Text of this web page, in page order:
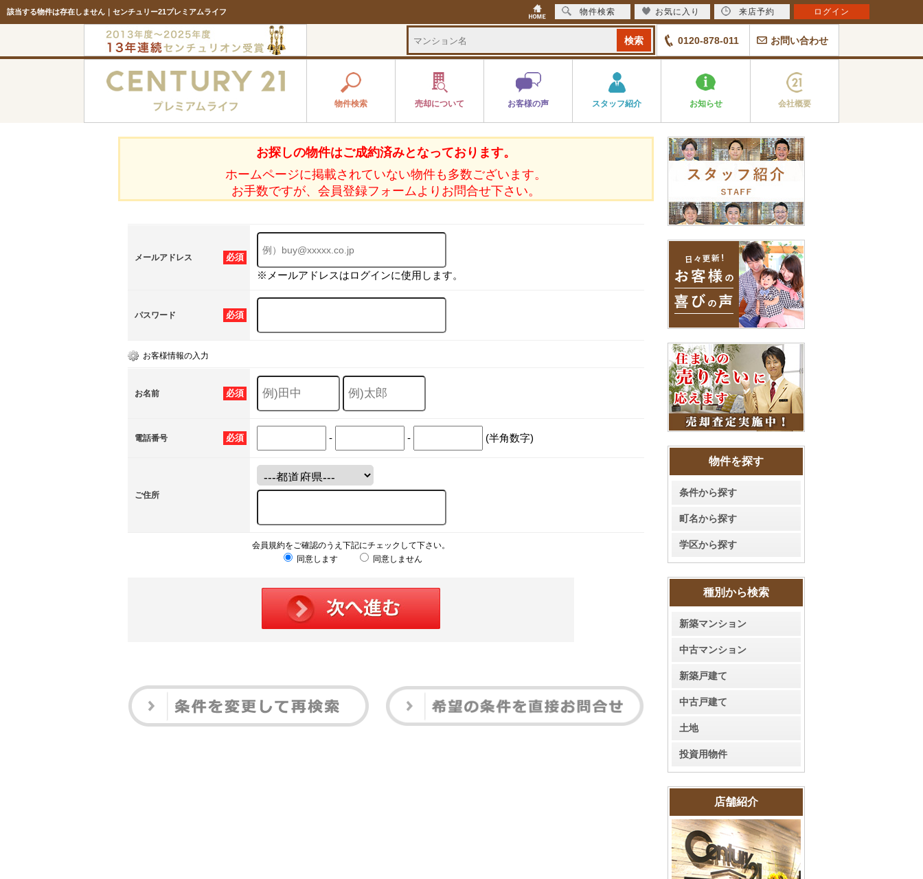
該当する物件は存在しません｜センチュリー21プレミアムライフ
0120-878-011 お問い合わせ
物件検索 売却について お客様の声 スタッフ紹介 お知らせ 会社概要
お探しの物件はご成約済みとなっております。
ホームページに掲載されていない物件も多数ございます。
お手数ですが、会員登録フォームよりお問合せ下さい。
必須
メールアドレス
※メールアドレスはログインに使用します。
必須
パスワード
お客様情報の入力
必須
お名前
必須
電話番号 - - (半角数字)
ご住所
会員規約をご確認のうえ下記にチェックして下さい。
同意します
同意しません
物件を探す
条件から探す
町名から探す
学区から探す
種別から検索
新築マンション
中古マンション
新築戸建て
中古戸建て
土地
投資用物件
店舗紹介
物件検索 お気に入り 来店予約 ログイン